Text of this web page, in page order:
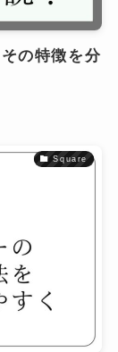
の特徴を分
Square